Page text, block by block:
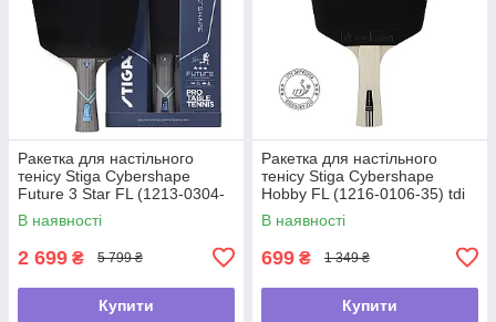
Ракетка для настільного
тенісу Stiga Cybershape
Future 3 Star FL (1213-0304-
35) tdi
В наявності
2 699 ₴ 5 799 ₴
Купити
Ракетка для настільного
тенісу Stiga Cybershape
Hobby FL (1216-0106-35) tdi
В наявності
699 ₴ 1 349 ₴
Купити